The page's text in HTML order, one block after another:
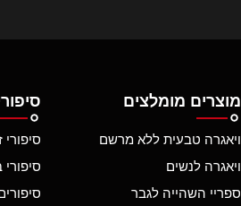
מוצרים מומלצים
ויאגרה טבעית ללא מרשם
ויאגרה לנשים
ספריי השהייה לגבר
סיפורי
סיפורי